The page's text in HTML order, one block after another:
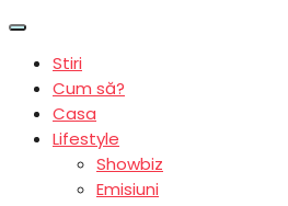
Stiri
Cum să?
Casa
Lifestyle
Showbiz
Emisiuni